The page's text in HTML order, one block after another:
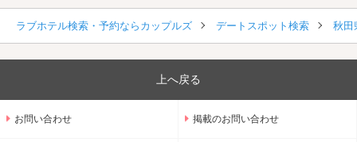
ラブホテル検索・予約ならカップルズ デートスポット検索 秋田
上へ戻る
お問い合わせ 掲載のお問い合わせ